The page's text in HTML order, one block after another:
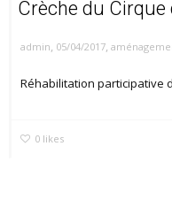
Crèche du Cirque
admin, 05/04/2017,
Réhabilitation participative
0 likes